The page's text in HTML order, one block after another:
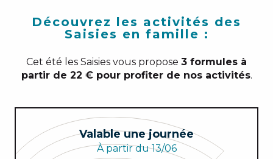
Découvrez les activités des
Saisies en famille :
Cet été les Saisies vous propose 3 formules à
partir de 22 € pour profiter de nos activités.
Valable une journée
À partir du 13/06